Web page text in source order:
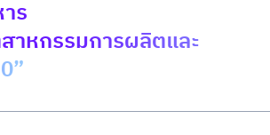
ร
าหกรรมการผลิตและ